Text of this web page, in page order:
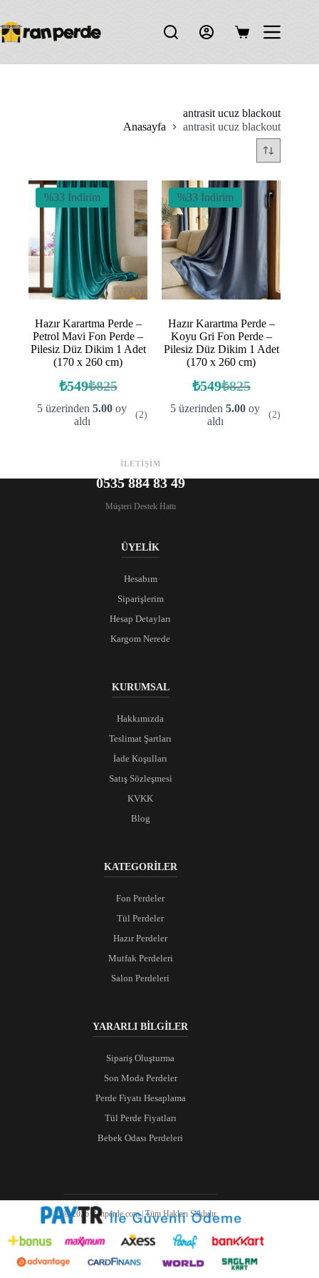
content
Shopping
antrasit ucuz blackout
Anasayfa
antrasit ucuz blackout
%33 İndirim
Hazır Karartma Perde –
Petrol Mavi Fon Perde –
Pilesiz Düz Dikim 1 Adet
(170 x 260 cm)
₺825
Orijinal
fiyat:
₺825.
₺549Şu
andaki
fiyat:
5 üzerinden5.00 oy
aldı
(2)
%33 İndirim
Hazır Karartma Perde –
Koyu Gri Fon Perde –
Pilesiz Düz Dikim 1 Adet
(170 x 260 cm)
₺825
Orijinal
fiyat:
₺825.
₺549Şu
andaki
fiyat:
5 üzerinden5.00 oy
aldı
(2)
İLETİŞİM
0535 884 83 49
Müşteri Destek Hattı
ÜYELİK
Hesabım
Siparişlerim
Hesap Detayları
Kargom Nerede
KURUMSAL
Hakkımızda
Teslimat Şartları
İade Koşulları
Satış Sözleşmesi
KVKK
Blog
KATEGORİLER
Fon Perdeler
Tül Perdeler
Hazır Perdeler
Mutfak Perdeleri
Salon Perdeleri
YARARLI BİLGİLER
Sipariş Oluşturma
Son Moda Perdeler
Perde Fiyatı Hesaplama
Tül Perde Fiyatları
Bebek Odası Perdeleri
© 2026 Ranperde.com | Tüm Hakları Saklıdır.